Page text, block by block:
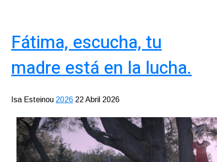
Fátima, escucha, tu
madre está en la lucha.
Isa Esteinou 2026 22 Abril 2026